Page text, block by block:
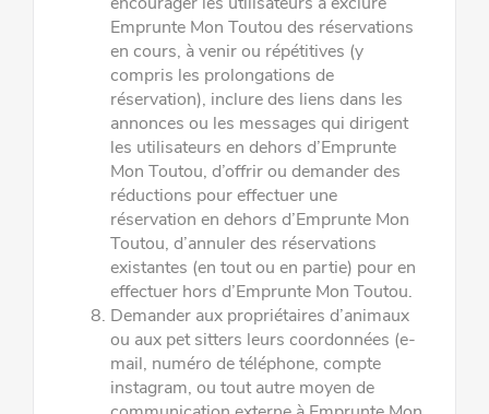
Emprunte Mon Toutou des réservations
en cours, à venir ou répétitives (y
compris les prolongations de
réservation), inclure des liens dans les
annonces ou les messages qui dirigent
les utilisateurs en dehors d’Emprunte
Mon Toutou, d’offrir ou demander des
réductions pour effectuer une
réservation en dehors d’Emprunte Mon
Toutou, d’annuler des réservations
existantes (en tout ou en partie) pour en
effectuer hors d’Emprunte Mon Toutou.
Demander aux propriétaires d’animaux
ou aux pet sitters leurs coordonnées (e-
mail, numéro de téléphone, compte
instagram, ou tout autre moyen de